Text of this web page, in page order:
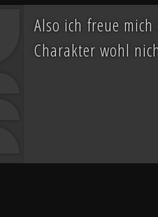
Also ich freue
Charakter wohl